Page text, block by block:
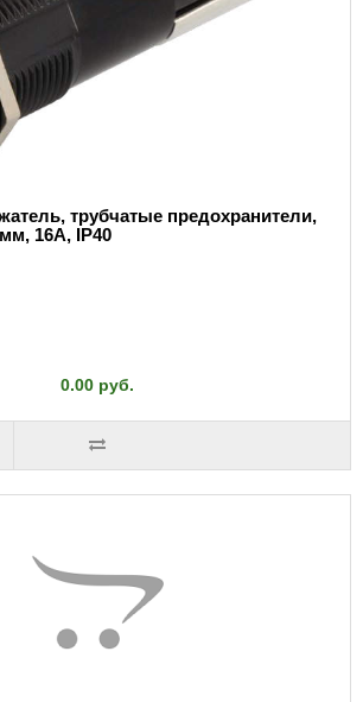
трубчатые предохранители,
16А, IP40
0.00 руб.